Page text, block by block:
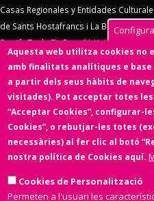
Casas Regionales y Entidades
de Sants Hostafrancs i La Bordeta,
Sarrià,Taula Eix Pere IV,Unió d'Entitats
d'Entitats de La Verneda)
Consell d'Associacions de Barcelona
Ens de l'Asociacionisme Cultural - ENS
Fundacions. El Consell
d'Economia Solidària,FETS –
SinergiaTIC,Coop57i deFiare
Aquesta web ha estat
Social i Solidària,
ànim de lucre.
Aquesta web utilitza cookies no
amb finalitats analítiques e
a partir dels seus hàbits de
visitades). Pot acceptar totes
“Acceptar Cookies”, configurar-
Cookies”, o rebutjar-les totes
necessàries) al fer clic al botó
nostra política de Cookies aquí.
Cookies de Personalització
Permeten a l'usuari les